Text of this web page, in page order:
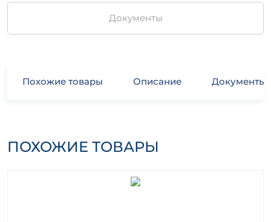
Документы
Похожие товары Описание Документы
ПОХОЖИЕ ТОВАРЫ